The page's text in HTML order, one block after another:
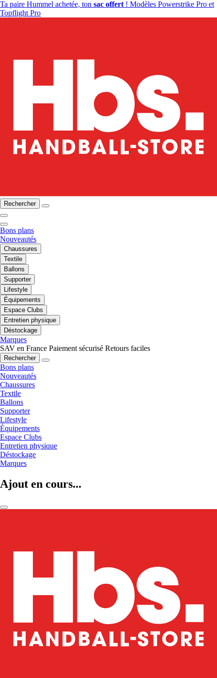
Ta paire Hummel achetée, ton sac offert ! Modèles Powerstrike Pro et
Topflight Pro
Rechercher
Bons plans
Nouveautés
Chaussures
Textile
Ballons
Supporter
Lifestyle
Équipements
Espace Clubs
Entretien physique
Déstockage
Marques
SAV en France Paiement sécurisé Retours faciles
Rechercher
Bons plans
Nouveautés
Chaussures
Textile
Ballons
Supporter
Lifestyle
Équipements
Espace Clubs
Entretien physique
Déstockage
Marques
Ajout en cours...